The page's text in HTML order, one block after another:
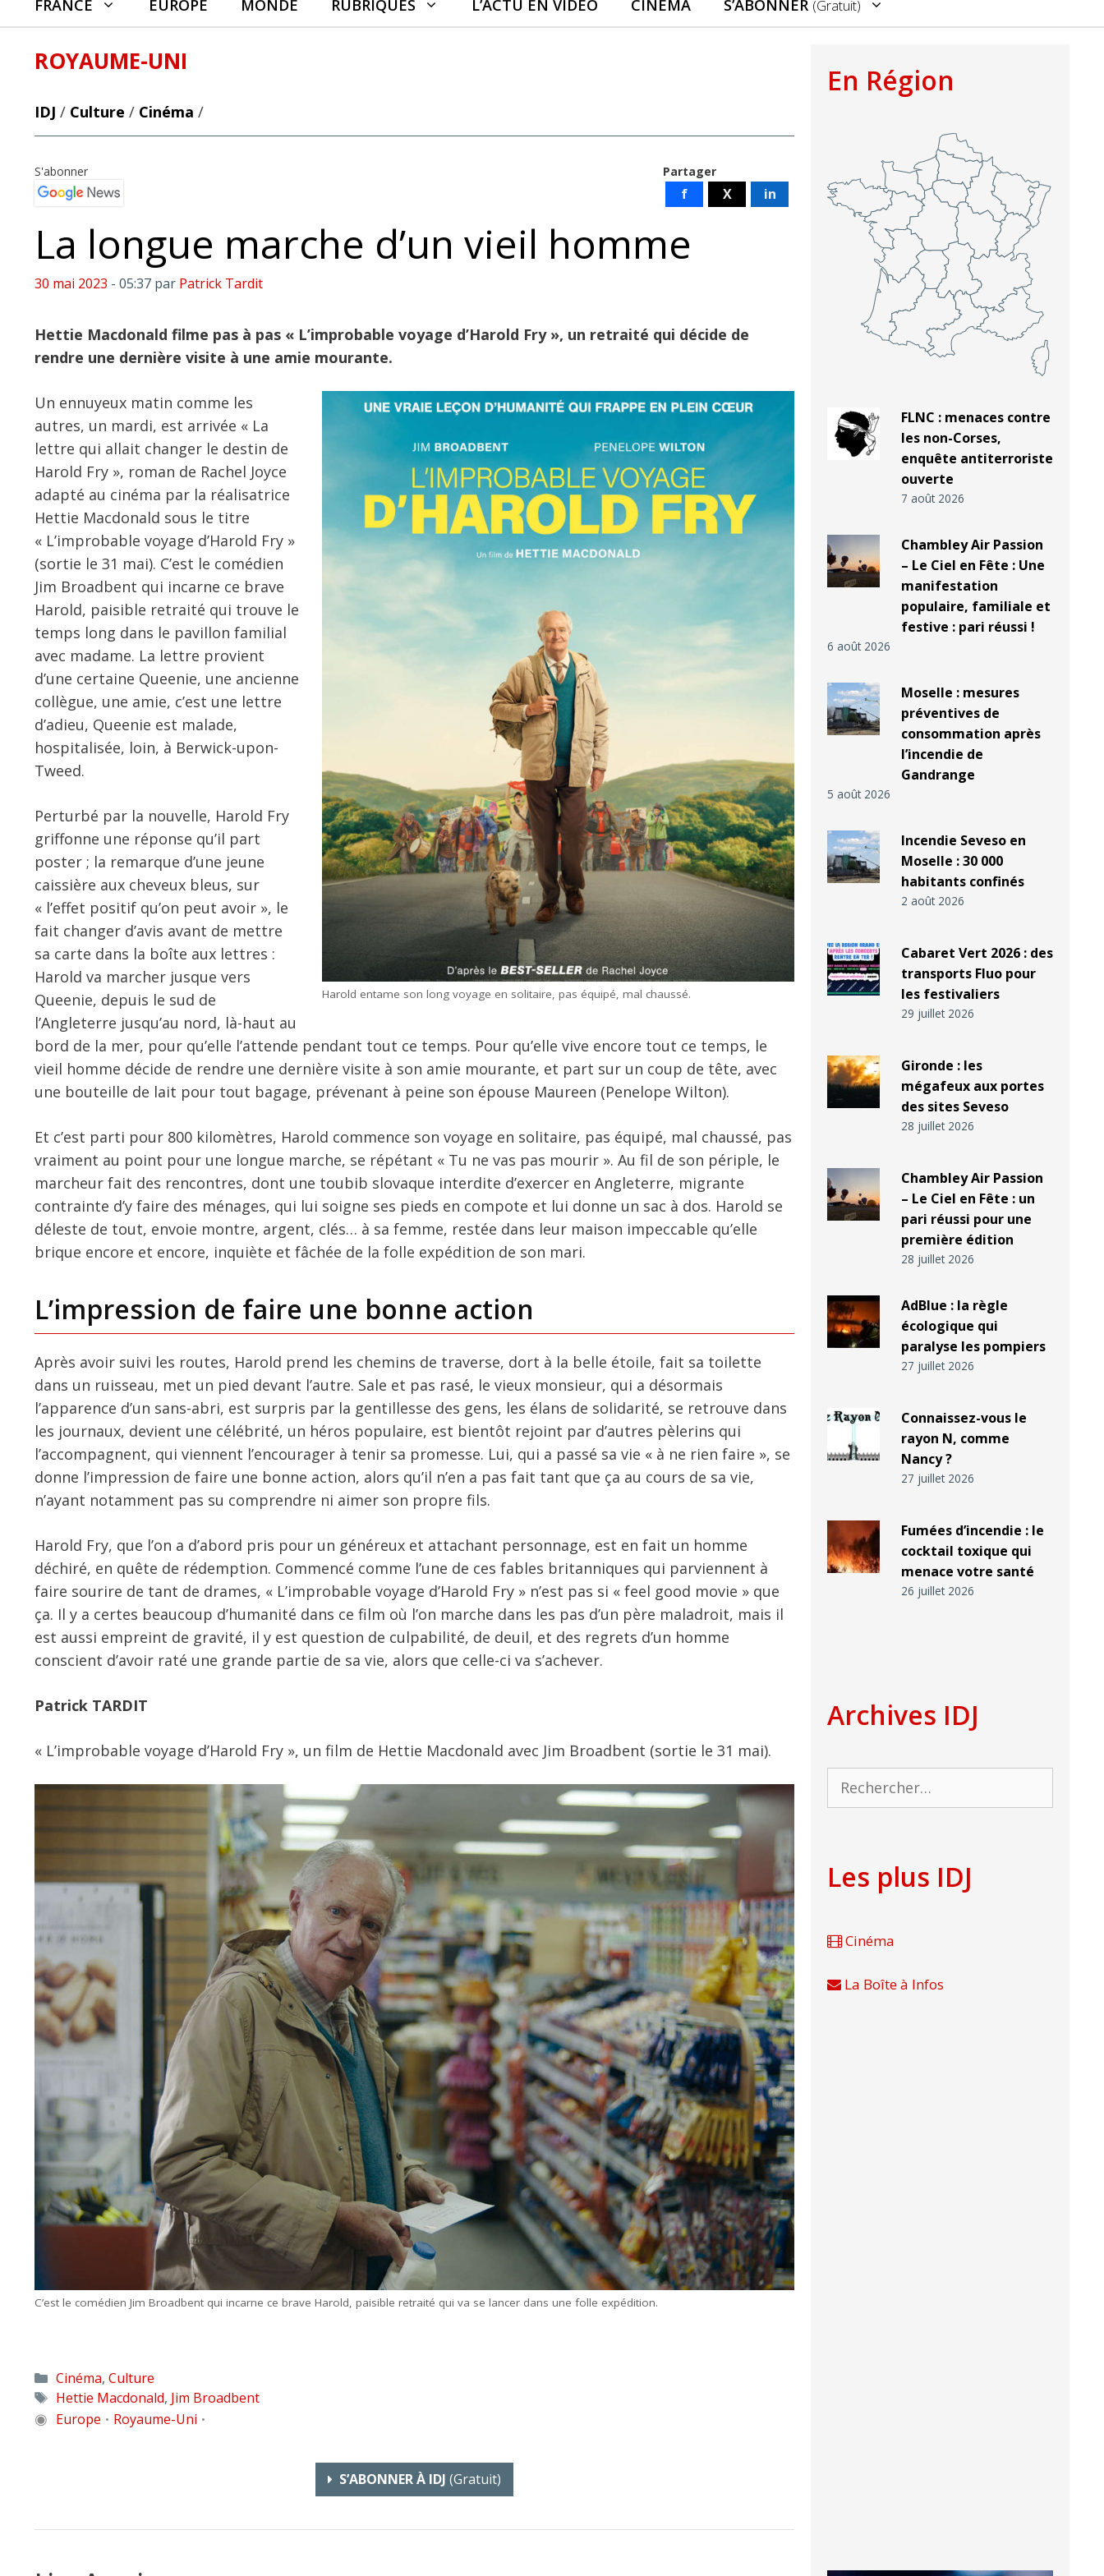
FRANCE EUROPE MONDE RUBRIQUES L’ACTU EN VIDÉO CINÉMA S’ABONNER (gratuit)
ROYAUME-UNI
IDJ / Culture / Cinéma /
Partager
f X in
S'abonner
La longue marche d’un vieil homme
30 mai 2023 - 05:37 par Patrick Tardit
Hettie Macdonald filme pas à pas « L’improbable voyage d’Harold Fry », un retraité qui décide de
rendre une dernière visite à une amie mourante.
Harold entame son long voyage en solitaire, pas équipé, mal chaussé.
Un ennuyeux matin comme les
autres, un mardi, est arrivée « La
lettre qui allait changer le destin de
Harold Fry », roman de Rachel Joyce
adapté au cinéma par la réalisatrice
Hettie Macdonald sous le titre
« L’improbable voyage d’Harold Fry »
(sortie le 31 mai). C’est le comédien
Jim Broadbent qui incarne ce brave
Harold, paisible retraité qui trouve le
temps long dans le pavillon familial
avec madame. La lettre provient
d’une certaine Queenie, une ancienne
collègue, une amie, c’est une lettre
d’adieu, Queenie est malade,
hospitalisée, loin, à Berwick-upon-
Tweed.
Perturbé par la nouvelle, Harold Fry
griffonne une réponse qu’il part
poster ; la remarque d’une jeune
caissière aux cheveux bleus, sur
« l’effet positif qu’on peut avoir », le
fait changer d’avis avant de mettre
sa carte dans la boîte aux lettres :
Harold va marcher jusque vers
Queenie, depuis le sud de
l’Angleterre jusqu’au nord, là-haut au
bord de la mer, pour qu’elle l’attende pendant tout ce temps. Pour qu’elle vive encore tout ce temps, le
vieil homme décide de rendre une dernière visite à son amie mourante, et part sur un coup de tête, avec
une bouteille de lait pour tout bagage, prévenant à peine son épouse Maureen (Penelope Wilton).
Et c’est parti pour 800 kilomètres, Harold commence son voyage en solitaire, pas équipé, mal chaussé, pas
vraiment au point pour une longue marche, se répétant « Tu ne vas pas mourir ». Au fil de son périple, le
marcheur fait des rencontres, dont une toubib slovaque interdite d’exercer en Angleterre, migrante
contrainte d’y faire des ménages, qui lui soigne ses pieds en compote et lui donne un sac à dos. Harold se
déleste de tout, envoie montre, argent, clés… à sa femme, restée dans leur maison impeccable qu’elle
brique encore et encore, inquiète et fâchée de la folle expédition de son mari.
L’impression de faire une bonne action
Après avoir suivi les routes, Harold prend les chemins de traverse, dort à la belle étoile, fait sa toilette
dans un ruisseau, met un pied devant l’autre. Sale et pas rasé, le vieux monsieur, qui a désormais
l’apparence d’un sans-abri, est surpris par la gentillesse des gens, les élans de solidarité, se retrouve dans
les journaux, devient une célébrité, un héros populaire, est bientôt rejoint par d’autres pèlerins qui
l’accompagnent, qui viennent l’encourager à tenir sa promesse. Lui, qui a passé sa vie « à ne rien faire », se
donne l’impression de faire une bonne action, alors qu’il n’en a pas fait tant que ça au cours de sa vie,
n’ayant notamment pas su comprendre ni aimer son propre fils.
Harold Fry, que l’on a d’abord pris pour un généreux et attachant personnage, est en fait un homme
déchiré, en quête de rédemption. Commencé comme l’une de ces fables britanniques qui parviennent à
faire sourire de tant de drames, « L’improbable voyage d’Harold Fry » n’est pas si « feel good movie » que
ça. Il y a certes beaucoup d’humanité dans ce film où l’on marche dans les pas d’un père maladroit, mais il
est aussi empreint de gravité, il y est question de culpabilité, de deuil, et des regrets d’un homme
conscient d’avoir raté une grande partie de sa vie, alors que celle-ci va s’achever.
Patrick TARDIT
« L’improbable voyage d’Harold Fry », un film de Hettie Macdonald avec Jim Broadbent (sortie le 31 mai).
C’est le comédien Jim Broadbent qui incarne ce brave Harold, paisible retraité qui va se lancer dans une folle expédition.
Catégories
Cinéma, Culture
Étiquettes
Hettie Macdonald, Jim Broadbent
◉ Europe • Royaume-Uni •
S’ABONNER À IDJ (gratuit)
En Région
FLNC : menaces contre
les non-Corses,
enquête antiterroriste
ouverte
7 août 2026
Chambley Air Passion
– Le Ciel en Fête : Une
manifestation
populaire, familiale et
festive : pari réussi !
6 août 2026
Moselle : mesures
préventives de
consommation après
l’incendie de
Gandrange
5 août 2026
Incendie Seveso en
Moselle : 30 000
habitants confinés
2 août 2026
Cabaret Vert 2026 : des
transports Fluo pour
les festivaliers
29 juillet 2026
Gironde : les
mégafeux aux portes
des sites Seveso
28 juillet 2026
Chambley Air Passion
– Le Ciel en Fête : un
pari réussi pour une
première édition
28 juillet 2026
AdBlue : la règle
écologique qui
paralyse les pompiers
27 juillet 2026
Connaissez-vous le
rayon N, comme
Nancy ?
27 juillet 2026
Fumées d’incendie : le
cocktail toxique qui
menace votre santé
26 juillet 2026
Archives IDJ
Rechercher :
Les plus IDJ
Cinéma
La Boîte à Infos